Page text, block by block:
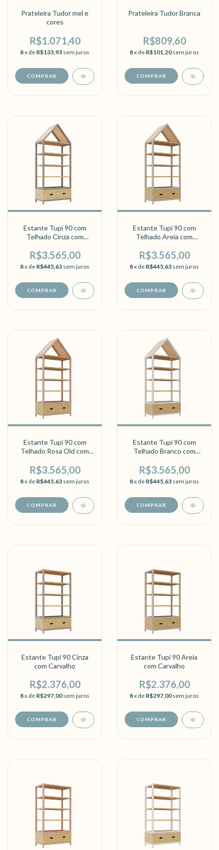
Prateleira Tudor mel e
cores
R$1.071,40
8x de R$133,93 sem juros
Prateleira Tudor Branca
R$809,60
8x de R$101,20 sem juros
Estante Tupi 90 com
Telhado Cinza com
R$3.565,00
8x de R$445,63 sem juros
Estante Tupi 90 com
Telhado Areia com
R$3.565,00
8x de R$445,63 sem juros
Estante Tupi 90 com
Telhado Rosa Old com
R$3.565,00
8x de R$445,63 sem juros
Estante Tupi 90 com
Telhado Branco com
R$3.565,00
8x de R$445,63 sem juros
Estante Tupi 90 Cinza
com Carvalho
R$2.376,00
8x de R$297,00 sem juros
Estante Tupi 90 Areia
com Carvalho
R$2.376,00
8x de R$297,00 sem juros